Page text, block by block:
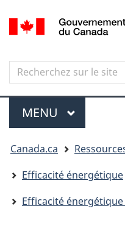
Search
Recherchez
sur
le
site
Menu
MENU PRINCIPAL
êtes
ici
Canada.ca
Efficacité énergétique
Efficacité